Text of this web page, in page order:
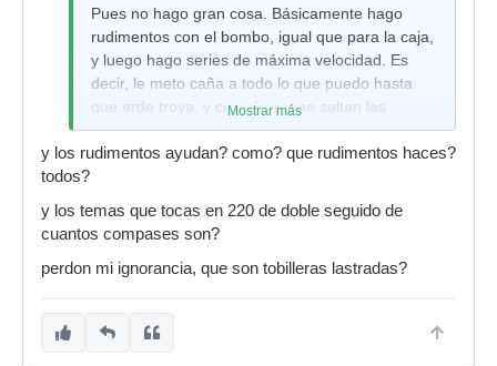
Pues no hago gran cosa. Básicamente hago
rudimentos con el bombo, igual que para la caja,
y luego hago series de máxima velocidad. Es
decir, le meto caña a todo lo que puedo hasta
que arde troya, y cuando se me saltan las
lágrimas como dices y no puedo aguantar más,
entonces sigo otro minuto (o lo que pueda).
Luego ya tengo mis pequeños trucos, que por lo
expliqué una vez de ponerme unas pequeñas
Mostrar más
y los rudimentos ayudan? como? que rudimentos haces?
todos?
y los temas que tocas en 220 de doble seguido de
cuantos compases son?
perdon mi ignorancia, que son tobilleras lastradas?